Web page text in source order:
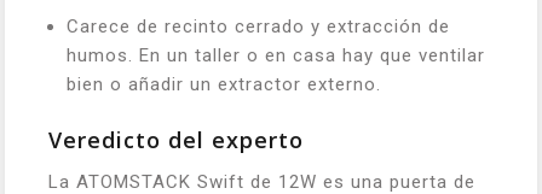
Carece de recinto cerrado y extracción de
humos. En un taller o en casa hay que ventilar
bien o añadir un extractor externo.
Veredicto del experto
La ATOMSTACK Swift de 12W es una puerta de